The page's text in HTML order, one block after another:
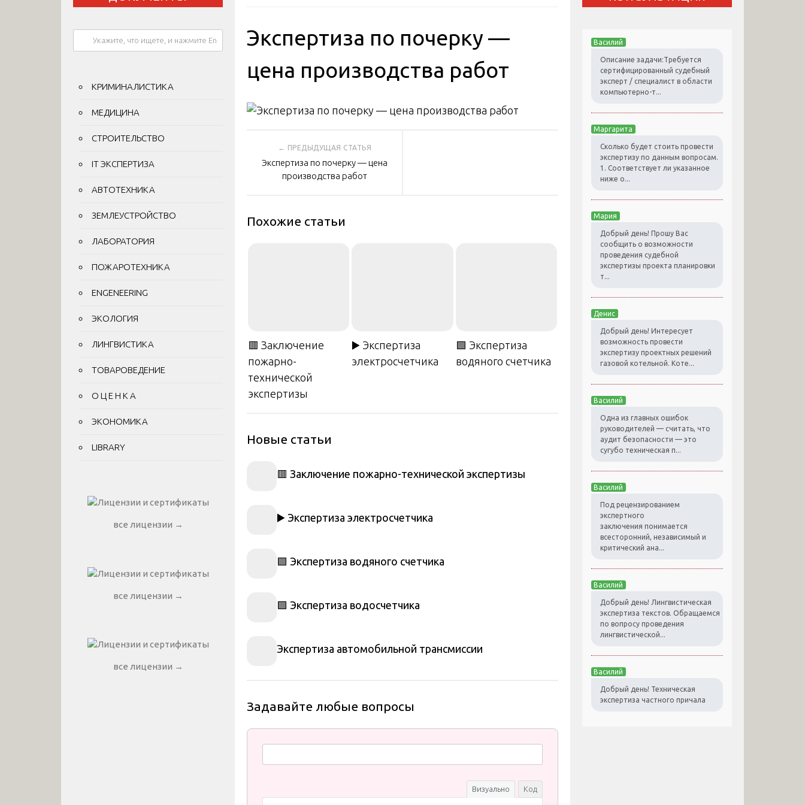
Экспертиза по почерку —
цена производства работ
Навигация
поЭкспертиза по почерку — цена
производства работ
Похожие статьи
🟥 Заключение
пожарно-
технической
экспертизы
▶️ Экспертиза
электросчетчика
🟩 Экспертиза
водяного счетчика
Новые статьи
🟥 Заключение пожарно-технической экспертизы
▶️ Экспертиза электросчетчика
🟩 Экспертиза водяного счетчика
🟩 Экспертиза водосчетчика
Экспертиза автомобильной трансмиссии
Задавайте любые вопросы
Визуально Код
КРИМИНАЛИСТИКА
МЕДИЦИНА
СТРОИТЕЛЬСТВО
IT ЭКСПЕРТИЗА
АВТОТЕХНИКА
ЗЕМЛЕУСТРОЙСТВО
ЛАБОРАТОРИЯ
ПОЖАРОТЕХНИКА
ENGENEERING
ЭКОЛОГИЯ
ЛИНГВИСТИКА
ТОВАРОВЕДЕНИЕ
О Ц Е Н К А
ЭКОНОМИКА
LIBRARY
все лицензии →
все лицензии →
все лицензии →
Василий
Описание задачи:Требуется
сертифицированный судебный
эксперт / специалист в области
компьютерно-т...
Маргарита
Сколько будет стоить провести
экспертизу по данным вопросам.
1. Соответствует ли указанное
ниже о...
Мария
Добрый день! Прошу Вас
сообщить о возможности
проведения судебной
экспертизы проекта планировки
т...
Денис
Добрый день! Интересует
возможность провести
экспертизу проектных решений
газовой котельной. Коте...
Василий
Одна из главных ошибок
руководителей — считать, что
аудит безопасности — это
сугубо техническая п...
Василий
Под рецензированием
экспертного
заключения понимается
всесторонний, независимый и
критический ана...
Василий
Добрый день! Лингвистическая
экспертиза текстов. Обращаемся
по вопросу проведения
лингвистической...
Василий
Добрый день! Техническая
экспертиза частного причала